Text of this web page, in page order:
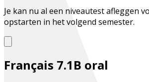
Je kan nu al een niveautest afleggen
opstarten in het volgend semester.
Français 7.1B oral